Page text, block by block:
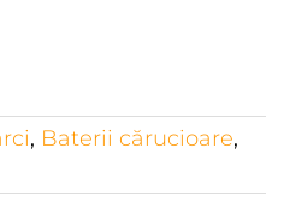
, Baterii cărucioare,